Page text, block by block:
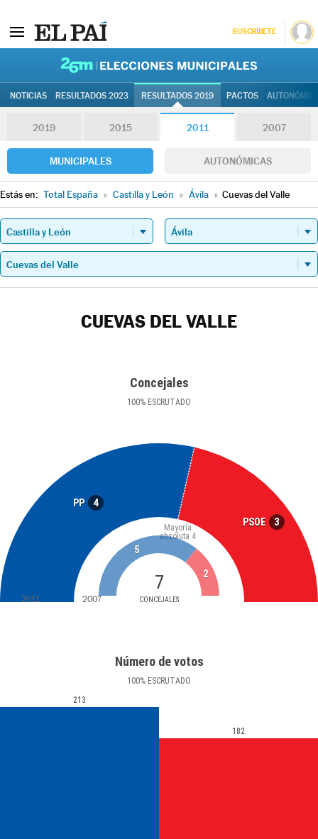
SUSCRÍBETE
NOTICIAS RESULTADOS 2023 RESULTADOS 2019 PACTOS
2019 2015 2011 2007
MUNICIPALES AUTONÓMICAS
Estás en: Total España » Castilla y León » Ávila » Cuevas del Valle
CUEVAS DEL VALLE
Concejales
100% ESCRUTADO
PP 4
PSOE 3
7
CONCEJALES
Mayoría
absoluta 4
5
2
2011 2007
Número de votos
100% ESCRUTADO
213
182